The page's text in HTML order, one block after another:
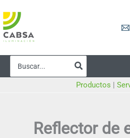
al
contenido
por:
Productos |
Reflector de